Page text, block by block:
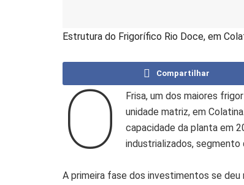
Estrutura do Frigorífico Rio Doce, em
Compartilhar
O
Frisa, um dos maiores
unidade matriz, em
capacidade da planta em
industrializados,
A primeira fase dos investimentos se